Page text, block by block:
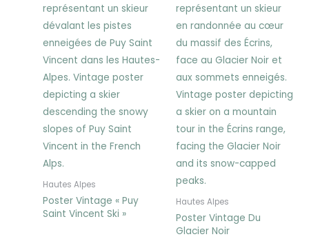
Hautes Alpes
Poster Vintage « Puy
Saint Vincent Ski »
prix :
25,00 €
à
30,00 €
Hautes Alpes
Poster Vintage Du
Glacier Noir
prix :
25,00 €
à
30,00 €